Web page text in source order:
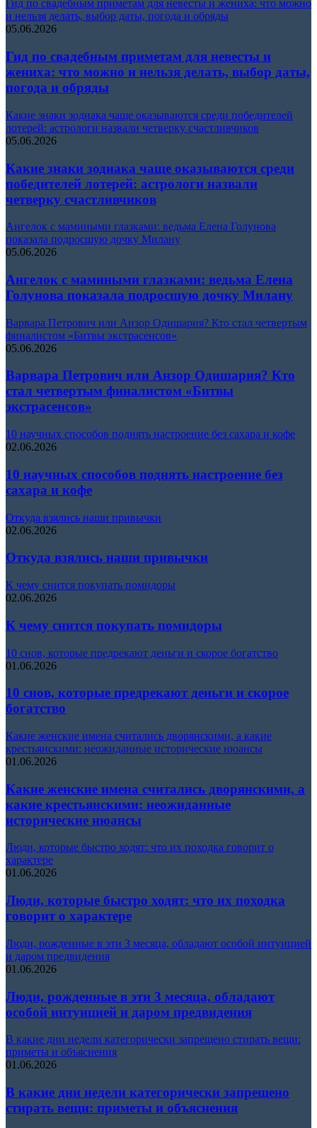
Гид по свадебным приметам для невесты и жениха: что можно
и нельзя делать, выбор даты, погода и обряды
05.06.2026
Гид по свадебным приметам для невесты и
жениха: что можно и нельзя делать, выбор даты,
погода и обряды
Какие знаки зодиака чаще оказываются среди победителей
лотерей: астрологи назвали четверку счастливчиков
05.06.2026
Какие знаки зодиака чаще оказываются среди
победителей лотерей: астрологи назвали
четверку счастливчиков
Ангелок с мамиными глазками: ведьма Елена Голунова
показала подросшую дочку Милану
05.06.2026
Ангелок с мамиными глазками: ведьма Елена
Голунова показала подросшую дочку Милану
Варвара Петрович или Анзор Одишария? Кто стал четвертым
финалистом «Битвы экстрасенсов»
05.06.2026
Варвара Петрович или Анзор Одишария? Кто
стал четвертым финалистом «Битвы
экстрасенсов»
10 научных способов поднять настроение без сахара и кофе
02.06.2026
10 научных способов поднять настроение без
сахара и кофе
Откуда взялись наши привычки
02.06.2026
Откуда взялись наши привычки
К чему снится покупать помидоры
02.06.2026
К чему снится покупать помидоры
10 снов, которые предрекают деньги и скорое богатство
01.06.2026
10 снов, которые предрекают деньги и скорое
богатство
Какие женские имена считались дворянскими, а какие
крестьянскими: неожиданные исторические нюансы
01.06.2026
Какие женские имена считались дворянскими, а
какие крестьянскими: неожиданные
исторические нюансы
Люди, которые быстро ходят: что их походка говорит о
характере
01.06.2026
Люди, которые быстро ходят: что их походка
говорит о характере
Люди, рожденные в эти 3 месяца, обладают особой интуицией
и даром предвидения
01.06.2026
Люди, рожденные в эти 3 месяца, обладают
особой интуицией и даром предвидения
В какие дни недели категорически запрещено стирать вещи:
приметы и объяснения
01.06.2026
В какие дни недели категорически запрещено
стирать вещи: приметы и объяснения